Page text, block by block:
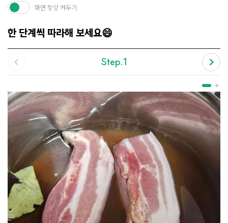
한 단계씩 따라해 보세요😄
화면 항상 켜두기
Step.1